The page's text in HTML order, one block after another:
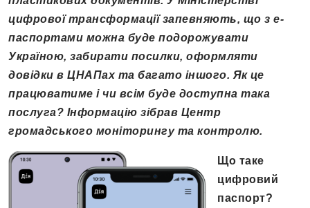
цифрової трансформації запевняють, що з е-
паспортами можна буде подорожувати
Україною, забирати посилки, оформляти
довідки в ЦНАПах та багато іншого. Як це
працюватиме і чи всім буде доступна така
послуга? Інформацію зібрав Центр
громадського моніторингу та контролю.
Що таке
цифровий
паспорт?